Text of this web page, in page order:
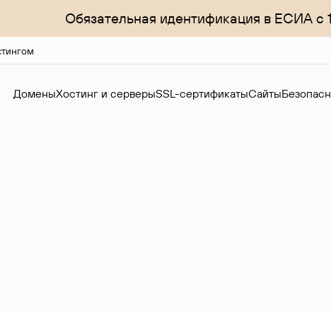
Обязательная идентификация в ЕСИА с
ДоменыХостинг и серверыSSL-сертификатыСайты